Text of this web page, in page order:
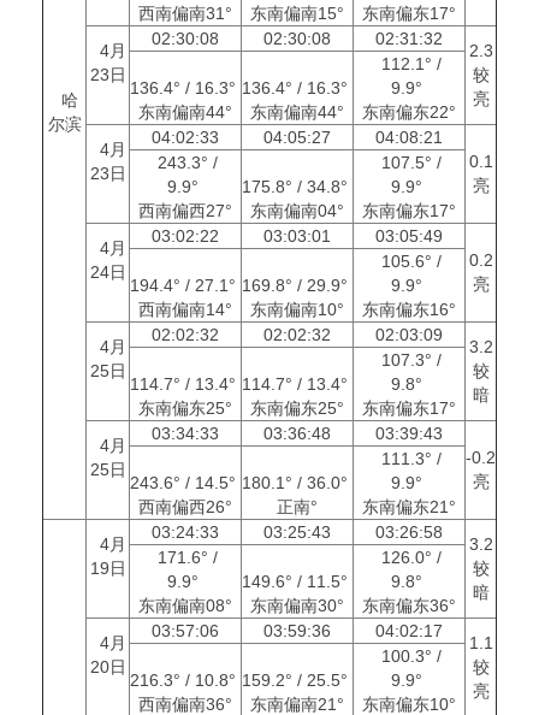
哈
尔滨
西南偏南31°
东南偏南15°
东南偏东17°
4月
23日
02:30:08 02:30:08 02:31:32
2.3
较
亮
136.4° / 16.3°
东南偏南44°
136.4° / 16.3°
东南偏南44°
112.1° /
9.9°
东南偏东22°
4月
23日
04:02:33 04:05:27
04:08:21
0.1
亮
243.3° /
9.9°
西南偏西27°
175.8° / 34.8°
东南偏南04°
107.5° /
9.9°
东南偏东17°
4月
24日
03:02:22 03:03:01
03:05:49
0.2
亮
194.4° / 27.1°
西南偏南14°
169.8° / 29.9°
东南偏南10°
105.6° /
9.9°
东南偏东16°
4月
25日
02:02:32 02:02:32 02:03:09
3.2
较
暗
114.7° / 13.4°
东南偏东25°
114.7° / 13.4°
东南偏东25°
107.3° /
9.8°
东南偏东17°
4月
25日
03:34:33 03:36:48
03:39:43
-0.2
亮
243.6° / 14.5°
西南偏西26°
180.1° / 36.0°
正南°
111.3° /
9.9°
东南偏东21°
4月
19日
03:24:33 03:25:43 03:26:58
3.2
较
暗
171.6° /
9.9°
东南偏南08°
149.6° / 11.5°
东南偏南30°
126.0° /
9.8°
东南偏东36°
4月
20日
03:57:06 03:59:36 04:02:17
1.1
较
亮
216.3° / 10.8°
西南偏南36°
159.2° / 25.5°
东南偏南21°
100.3° /
9.9°
东南偏东10°